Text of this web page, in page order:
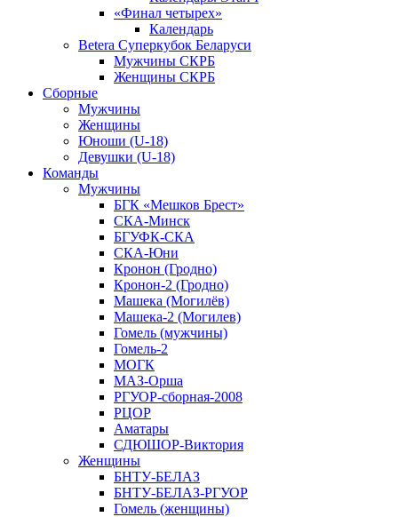
«Финал четырех»
Календарь
Betera Суперкубок Беларуси
Мужчины СКРБ
Женщины СКРБ
Сборные
Мужчины
Женщины
Юноши (U-18)
Девушки (U-18)
Команды
Мужчины
БГК «Мешков Брест»
СКА-Минск
БГУФК-СКА
СКА-Юни
Кронон (Гродно)
Кронон-2 (Гродно)
Машека (Могилёв)
Машека-2 (Могилев)
Гомель (мужчины)
Гомель-2
МОГК
МАЗ-Орша
РГУОР-сборная-2008
РЦОР
Аматары
СДЮШОР-Виктория
Женщины
БНТУ-БЕЛАЗ
БНТУ-БЕЛАЗ-РГУОР
Гомель (женщины)